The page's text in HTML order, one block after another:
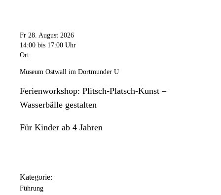
Fr 28. August 2026
14:00 bis 17:00 Uhr
Ort:
Museum Ostwall im Dortmunder U
Ferienworkshop: Plitsch-Platsch-Kunst –
Wasserbälle gestalten
Für Kinder ab 4 Jahren
Kategorie:
Führung